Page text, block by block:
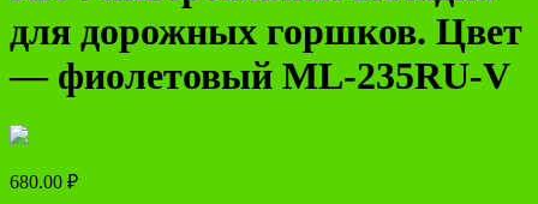
для дорожных горшков. Цвет
— фиолетовый ML-235RU-V
680.00 ₽